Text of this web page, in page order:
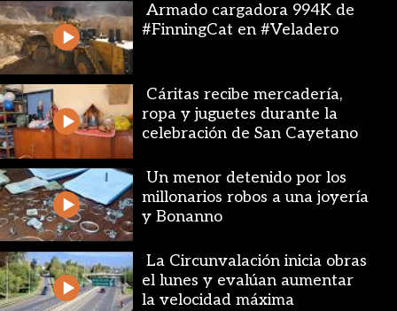
Armado cargadora 994K de
#FinningCat en #Veladero
Cáritas recibe mercadería,
ropa y juguetes durante la
celebración de San Cayetano
Un menor detenido por los
millonarios robos a una joyería
y Bonanno
La Circunvalación inicia obras
el lunes y evalúan aumentar
la velocidad máxima